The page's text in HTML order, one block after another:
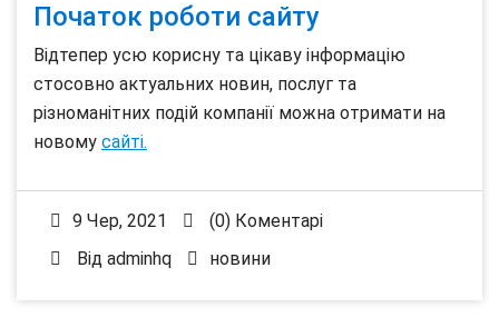
Початок роботи сайту
Відтепер усю корисну та цікаву інформацію
стосовно актуальних новин, послуг та
різноманітних подій компанії можна отримати на
новому сайті.
9 Чер, 2021
(0) Коментарі
Від adminhq новини